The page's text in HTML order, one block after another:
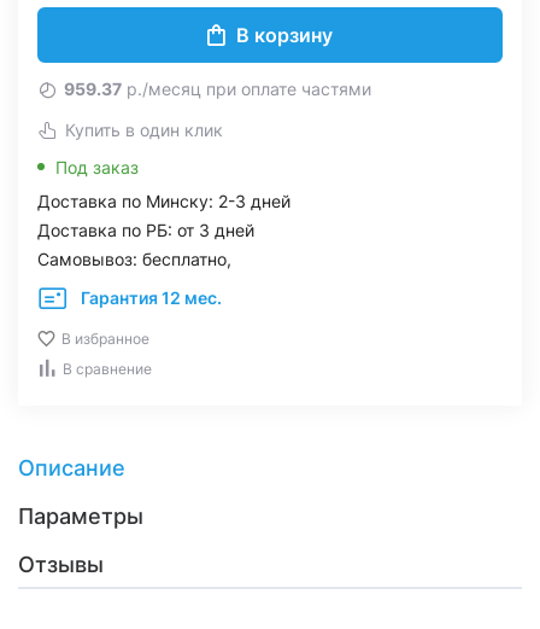
В корзину
959.37 р./месяц при оплате частями
Купить в один клик
Под заказ
Доставка по Минску: 2-3 дней
Доставка по РБ: от 3 дней
Самовывоз: бесплатно,
Гарантия 12 мес.
В избранное
В сравнение
Описание
Параметры
Отзывы